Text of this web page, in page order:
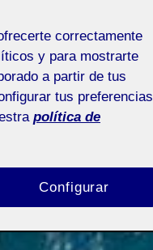
correctamente
y para mostrarte
a partir de tus
tus preferencias
política de
Configurar